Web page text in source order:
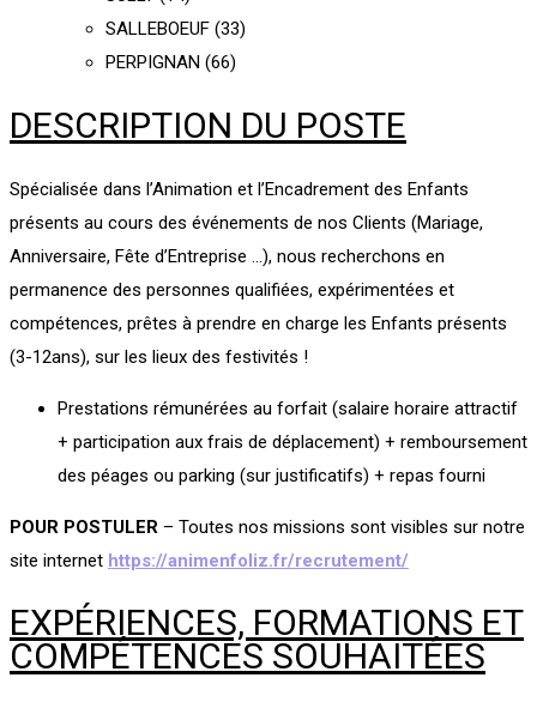
SALLEBOEUF (33)
PERPIGNAN (66)
DESCRIPTION DU POSTE
Spécialisée dans l’Animation et l’Encadrement des Enfants
présents au cours des événements de nos Clients (Mariage,
Anniversaire, Fête d’Entreprise …), nous recherchons en
permanence des personnes qualifiées, expérimentées et
compétences, prêtes à prendre en charge les Enfants présents
(3-12ans), sur les lieux des festivités !
Prestations rémunérées au forfait (salaire horaire attractif
+ participation aux frais de déplacement) + remboursement
des péages ou parking (sur justificatifs) + repas fourni
POUR POSTULER – Toutes nos missions sont visibles sur notre
site internet https://animenfoliz.fr/recrutement/
EXPÉRIENCES, FORMATIONS ET
COMPÉTENCES SOUHAITÉES